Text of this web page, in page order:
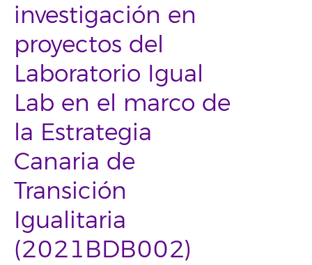
investigación en
proyectos del
Laboratorio Igual
Lab en el marco de
la Estrategia
Canaria de
Transición
Igualitaria
(2021BDB002)